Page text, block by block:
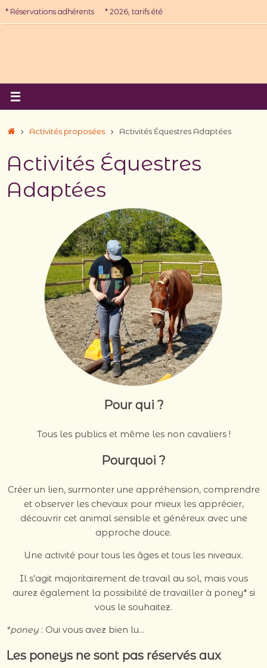
Passer
au
* Réservations adhérents * 2026, tarifs été
Accueil
Activités proposées Activités Équestres Adaptées
Activités Équestres
Adaptées
Pour qui ?
Tous les publics et même les non cavaliers !
Pourquoi ?
Créer un lien, surmonter une appréhension, comprendre
et observer les chevaux pour mieux les apprécier,
découvrir cet animal sensible et généreux avec une
approche douce.
Une activité pour tous les âges et tous les niveaux.
Il s’agit majoritairement de travail au sol, mais vous
aurez également la possibilité de travailler à poney* si
vous le souhaitez.
*poney : Oui vous avez bien lu…
Les poneys ne sont pas réservés aux